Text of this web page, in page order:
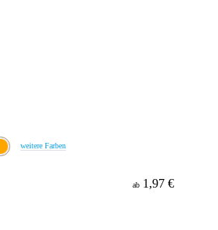
weitere Farben
ab 1,97 €